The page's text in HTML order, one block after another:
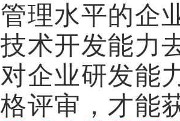
管理水平的企
技术开发能力
对企业研发能
格评审，才能